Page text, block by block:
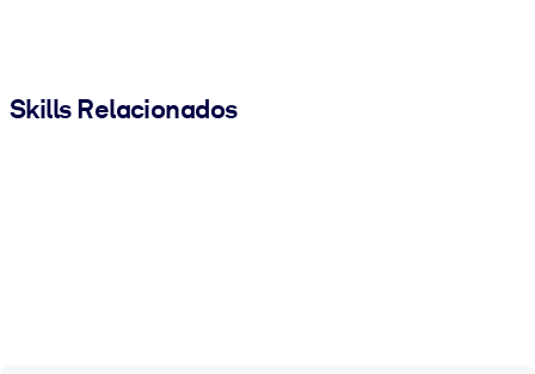
Skills Relacionados